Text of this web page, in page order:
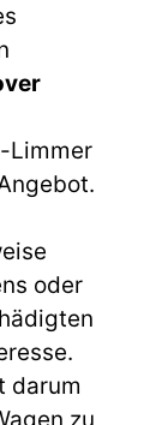
Limmer
oder
darum
zu